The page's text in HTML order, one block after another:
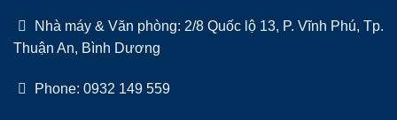
Nhà máy & Văn phòng: 2/8 Quốc lộ 13, P. Vĩnh Phú, Tp.
Thuận An, Bình Dương
Phone: 0932 149 559